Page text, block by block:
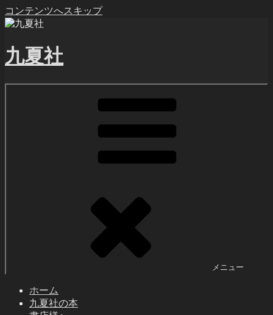
コンテンツへスキップ
九夏社
メニュー
ホーム
九夏社の本